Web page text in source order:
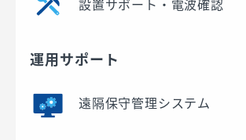
設置サポート・電波確認
運用サポート
遠隔保守管理システム